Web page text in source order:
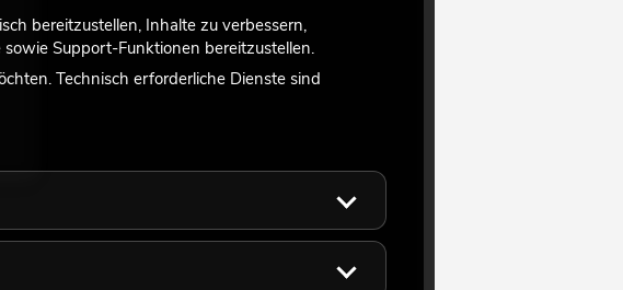
bereitzustellen, Inhalte zu verbessern,
Support-Funktionen bereitzustellen.
Technisch erforderliche Dienste sind